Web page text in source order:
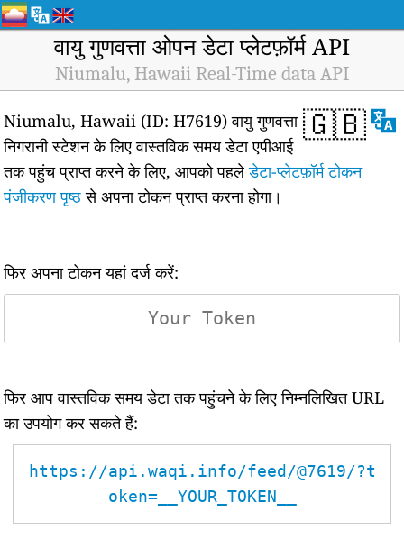
वायु गुणवत्ता ओपन डेटा प्लेटफ़ॉर्म API
Niumalu, Hawaii Real-Time data API
🇬🇧
Niumalu, Hawaii (ID: H7619) वायु गुणवत्ता
निगरानी स्टेशन के लिए वास्तविक समय डेटा एपीआई
तक पहुंच प्राप्त करने के लिए, आपको पहलेडेटा-प्लेटफ़ॉर्म टोकन
पंजीकरण पृष्ठसे अपना टोकन प्राप्त करना होगा।
फिर अपना टोकन यहां दर्ज करें:
फिर आप वास्तविक समय डेटा तक पहुंचने के लिए निम्नलिखित URL
का उपयोग कर सकते हैं:
https://api.waqi.info/feed/@7619/?t
oken=__YOUR_TOKEN__